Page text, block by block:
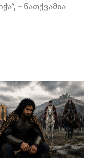
– ნათქვამია